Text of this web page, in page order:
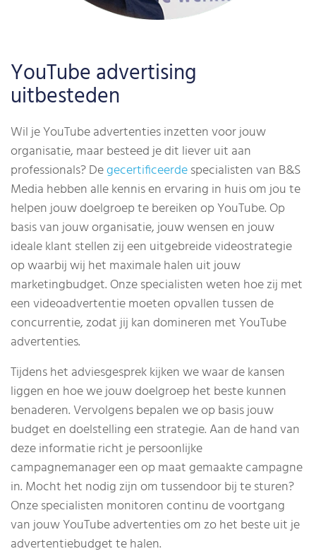
YouTube advertising
uitbesteden
Wil je YouTube advertenties inzetten voor jouw
organisatie, maar besteed je dit liever uit aan
professionals? Degecertificeerdespecialisten van B&S
Media hebben alle kennis en ervaring in huis om jou te
helpen jouw doelgroep te bereiken op YouTube. Op
basis van jouw organisatie, jouw wensen en jouw
ideale klant stellen zij een uitgebreide videostrategie
op waarbij wij het maximale halen uit jouw
marketingbudget. Onze specialisten weten hoe zij met
een videoadvertentie moeten opvallen tussen de
concurrentie, zodat jij kan domineren met YouTube
advertenties.
Tijdens het adviesgesprek kijken we waar de kansen
liggen en hoe we jouw doelgroep het beste kunnen
benaderen. Vervolgens bepalen we op basis jouw
budget en doelstelling een strategie. Aan de hand van
deze informatie richt je persoonlijke
campagnemanager een op maat gemaakte campagne
in. Mocht het nodig zijn om tussendoor bij te sturen?
Onze specialisten monitoren continu de voortgang
van jouw YouTube advertenties om zo het beste uit je
advertentiebudget te halen.